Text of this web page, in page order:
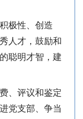
极性、创造
人才，鼓励和
聪明才智，建
、评议和鉴定
党支部、争当